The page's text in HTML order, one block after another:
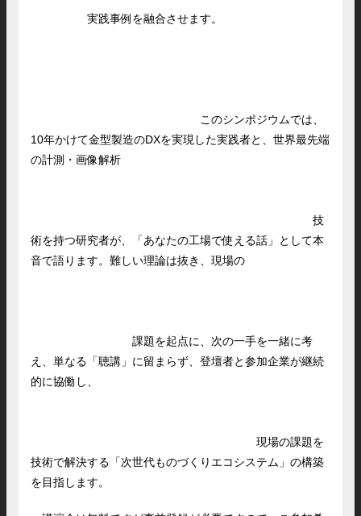
実践事例を融合させます。
このシンポジウムでは、
10年かけて金型製造のDXを実現した実践者と、世界最先端
の計測・画像解析
技
術を持つ研究者が、「あなたの工場で使える話」として本
音で語ります。難しい理論は抜き、現場の
課題を起点に、次の一手を一緒に考
え、単なる「聴講」に留まらず、登壇者と参加企業が継続
的に協働し、
現場の課題を
技術で解決する「次世代ものづくりエコシステム」の構築
を目指します。